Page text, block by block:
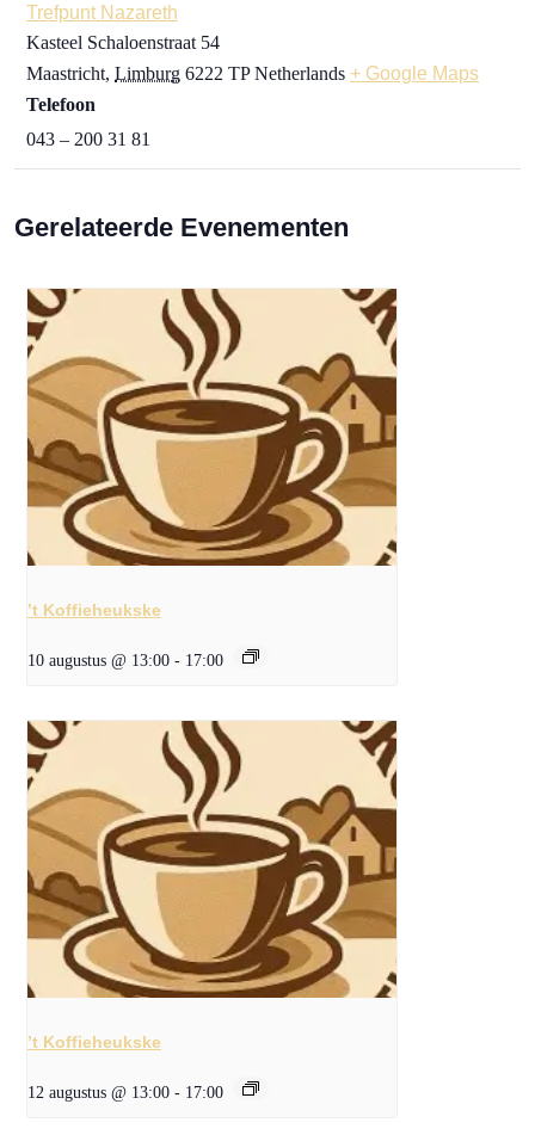
Trefpunt Nazareth
Kasteel Schaloenstraat 54
Maastricht, Limburg 6222 TP Netherlands + Google Maps
Telefoon
043 – 200 31 81
Gerelateerde Evenementen
’t Koffieheukske
10 augustus @ 13:00 - 17:00
’t Koffieheukske
12 augustus @ 13:00 - 17:00